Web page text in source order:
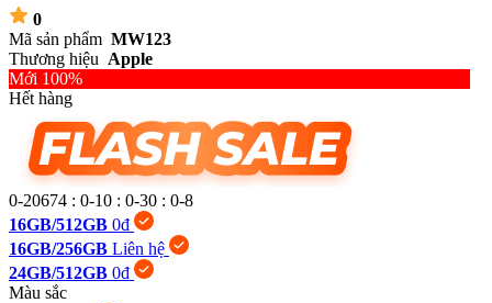
0
Mã sản phẩm MW123
Thương hiệu Apple
Mới 100%
Hết hàng
0-20674 : 0-10 : 0-30 : 0-9
16GB/512GB 0đ
16GB/256GB Liên hệ
24GB/512GB 0đ
Màu sắc